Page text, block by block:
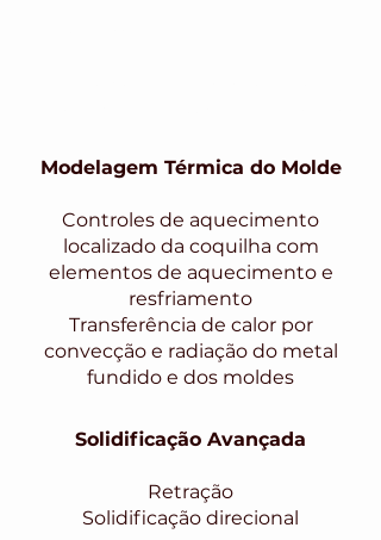
Modelagem Térmica do Molde
Controles de aquecimento
localizado da coquilha com
elementos de aquecimento e
resfriamento
Transferência de calor por
convecção e radiação do metal
fundido e dos moldes
Solidificação Avançada
Retração
Solidificação direcional